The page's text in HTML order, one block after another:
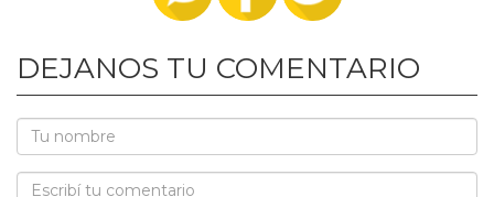
DEJANOS TU COMENTARIO